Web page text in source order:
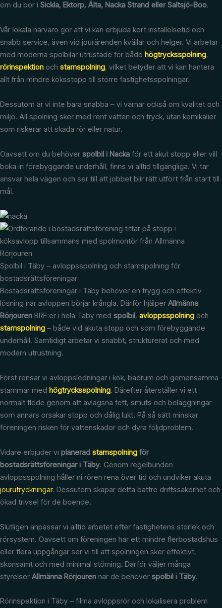
om du bor i Sickla, Ektorp, Älta, Nacka Strand eller Saltsjö-Boo.
Vår lokala närvaro gör att vi kan erbjuda kort inställelsetid och
snabb service, även vid jourärenden kvällar och helger. Vi arbetar
med moderna spolbilar utrustade för både högtrycksspolning,
rörinspektion och stamspolning, vilket betyder att vi kan hantera
allt från mindre köksstopp till större fastighetsspolningar.
Dessutom är vi inte bara snabba – vi värnar också om kvalitet och
miljö. All spolning sker med rent vatten och tryck, utan kemikalier
som riskerar att skada rör eller natur.
Oavsett om du behöver spolbil i Nacka för ett akut stopp eller vill
boka in förebyggande underhåll, finns vi alltid tillgängliga. Vi tar
ansvar hela vägen och ser till att jobbet blir rätt utfört från start till
mål.
Spolbil i Täby – avloppsspolning och stamspolning för
bostadsrättsföreningar
Bostadsrättsföreningar i Täby behöver en trygg och effektiv
lösning när avloppen börjar krångla. Därför hjälper Allmänna
Rörjouren BRF:er i hela Täby med spolbil, avloppsspolning och
stamspolning – både vid akuta stopp och som förebyggande
underhåll. Samtidigt arbetar vi snabbt, strukturerat och med
modern utrustning.
Först rensar vi avloppsledningar i kök, badrum och gemensamma
stammar med högtrycksspolning. Därefter återställer vi ett
normalt flöde genom att avlägsna fett, smuts och beläggningar
som annars orsakar stopp och dålig lukt. På så sätt minskar
föreningen risken för vattenskador och dyra följdproblem.
Vidare erbjuder vi planerad stamspolning för
bostadsrättsföreningar i Täby. Genom regelbunden
avloppsspolning håller ni rören rena över tid och undviker akuta
jourutryckningar. Dessutom skapar detta bättre driftssäkerhet och
ökad trivsel för de boende.
Slutligen anpassar vi alltid arbetet efter fastighetens storlek och
rörsystem. Oavsett om föreningen har ett mindre flerbostadshus
eller flera uppgångar ser vi till att spolningen sker effektivt,
skonsamt och med minimal störning. Därför väljer många
styrelser Allmänna Rörjouren när de behöver spolbil i Täby.
Rörinspektion i Täby – filma avloppsrör och lokalisera problem